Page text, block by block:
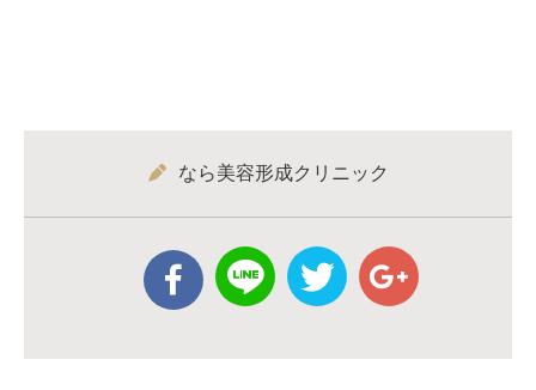
なら美容形成クリニック